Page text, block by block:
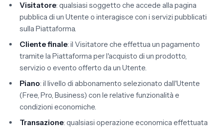
Visitatore: qualsiasi soggetto che accede alla pagina
pubblica di un Utente o interagisce con i servizi pubblicati
sulla Piattaforma.
Cliente finale: il Visitatore che effettua un pagamento
tramite la Piattaforma per l'acquisto di un prodotto,
servizio o evento offerto da un Utente.
Piano: il livello di abbonamento selezionato dall'Utente
(Free, Pro, Business) con le relative funzionalità e
condizioni economiche.
Transazione: qualsiasi operazione economica effettuata